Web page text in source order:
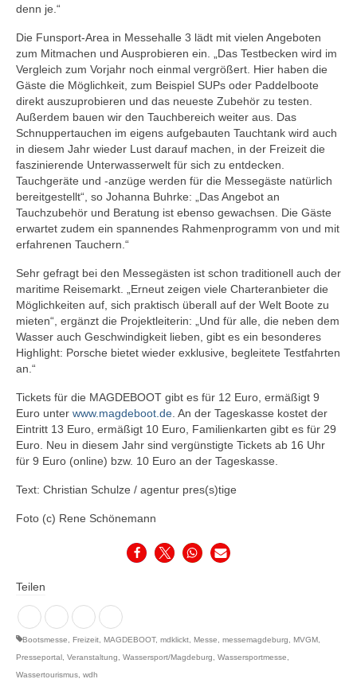
denn je.“
Die Funsport-Area in Messehalle 3 lädt mit vielen Angeboten
zum Mitmachen und Ausprobieren ein. „Das Testbecken wird im
Vergleich zum Vorjahr noch einmal vergrößert. Hier haben die
Gäste die Möglichkeit, zum Beispiel SUPs oder Paddelboote
direkt auszuprobieren und das neueste Zubehör zu testen.
Außerdem bauen wir den Tauchbereich weiter aus. Das
Schnuppertauchen im eigens aufgebauten Tauchtank wird auch
in diesem Jahr wieder Lust darauf machen, in der Freizeit die
faszinierende Unterwasserwelt für sich zu entdecken.
Tauchgeräte und -anzüge werden für die Messegäste natürlich
bereitgestellt“, so Johanna Buhrke: „Das Angebot an
Tauchzubehör und Beratung ist ebenso gewachsen. Die Gäste
erwartet zudem ein spannendes Rahmenprogramm von und mit
erfahrenen Tauchern.“
Sehr gefragt bei den Messegästen ist schon traditionell auch der
maritime Reisemarkt. „Erneut zeigen viele Charteranbieter die
Möglichkeiten auf, sich praktisch überall auf der Welt Boote zu
mieten“, ergänzt die Projektleiterin: „Und für alle, die neben dem
Wasser auch Geschwindigkeit lieben, gibt es ein besonderes
Highlight: Porsche bietet wieder exklusive, begleitete Testfahrten
an.“
Tickets für die MAGDEBOOT gibt es für 12 Euro, ermäßigt 9
Euro unter www.magdeboot.de . An der Tageskasse kostet der
Eintritt 13 Euro, ermäßigt 10 Euro, Familienkarten gibt es für 29
Euro. Neu in diesem Jahr sind vergünstigte Tickets ab 16 Uhr
für 9 Euro (online) bzw. 10 Euro an der Tageskasse.
Text: Christian Schulze / agentur pres(s)tige
Foto (c) Rene Schönemann
Teilen
Bootsmesse Freizeit MAGDEBOOT, mdklickt Messe messemagdeburg MVGM
Presseportal Veranstaltung Wassersport/Magdeburg Wassersportmesse
Wassertourismus wdh